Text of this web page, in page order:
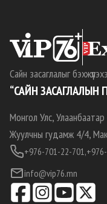
Сайн засаглалыг
“САЙН ЗАСАГЛАЛЫН
Монгол Улс, Улаанбаатар
Жуулчны гудамж 4/4,
+976-701-22-701,
info@vip76.mn